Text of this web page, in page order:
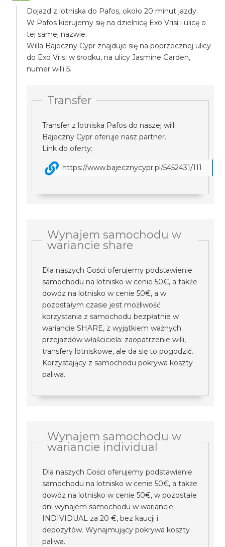
Dojazd z lotniska do Pafos, około 20 minut jazdy.
W Pafos kierujemy się na dzielnicę Exo Vrisi i ulicę o
tej samej nazwie.
Willa Bajeczny Cypr znajduje się na poprzecznej ulicy
do Exo Vrisi w środku, na ulicy Jasmine Garden,
numer willi 5.
Transfer
Transfer z lotniska Pafos do naszej willi
Bajeczny Cypr oferuje nasz partner.
Link do oferty:
https://www.bajecznycypr.pl/5452431/111
Wynajem samochodu w
wariancie share
Dla naszych Gości oferujemy podstawienie
samochodu na lotnisko w cenie 50€, a także
dowóz na lotnisko w cenie 50€, a w
pozostałym czasie jest możliwość
korzystania z samochodu bezpłatnie w
wariancie SHARE, z wyjątkiem ważnych
przejazdów właściciela: zaopatrzenie willi,
transfery lotniskowe, ale da się to pogodzić.
Korzystający z samochodu pokrywa koszty
paliwa.
Wynajem samochodu w
wariancie individual
Dla naszych Gości oferujemy podstawienie
samochodu na lotnisko w cenie 50€, a także
dowóz na lotnisko w cenie 50€, w pozostałe
dni wynajem samochodu w wariancie
INDIVIDUAL za 20 €, bez kaucji i
depozytów. Wynajmujący pokrywa koszty
paliwa.